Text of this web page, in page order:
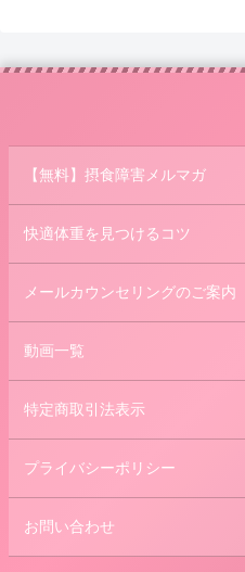
【無料】摂食障害メルマガ
快適体重を見つけるコツ
メールカウンセリングのご案内
動画一覧
特定商取引法表示
プライバシーポリシー
お問い合わせ